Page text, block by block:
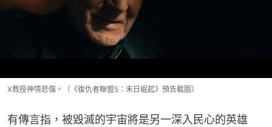
X教授神情悲傷。（《復仇者聯盟5：末日崛起》預告截圖）
有傳言指，被毀滅的宇宙將是另一深入民心的英雄